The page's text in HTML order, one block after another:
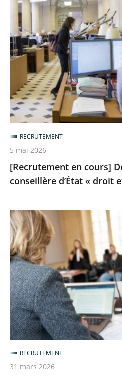
en
cours]
Devenez
conseiller
ou
conseillère
d’État
«
droit
et
action
publique
[Recrutement en cours]
conseillère d’État « droit
RECRUTEMENT
5 mai 2026
Devenez
assesseur
et
assesseure
à
la
CNDA
RECRUTEMENT
31 mars 2026